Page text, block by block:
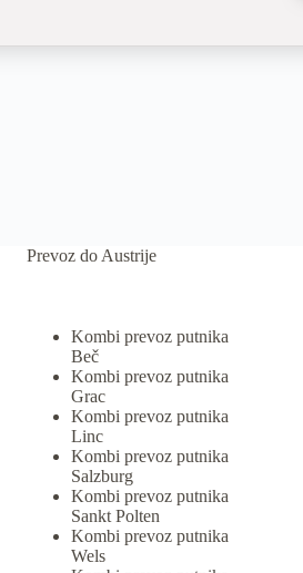
Prevoz do Austrije
Kombi prevoz putnika
Beč
Kombi prevoz putnika
Grac
Kombi prevoz putnika
Linc
Kombi prevoz putnika
Salzburg
Kombi prevoz putnika
Sankt Polten
Kombi prevoz putnika
Wels